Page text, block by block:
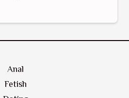
Anal
Fetish